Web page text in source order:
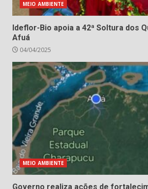
MEIO AMBIENTE
Ideflor-Bio apoia a 42ª Soltura dos
Afuá
04/04/2025
MEIO AMBIENTE
Governo realiza ações de